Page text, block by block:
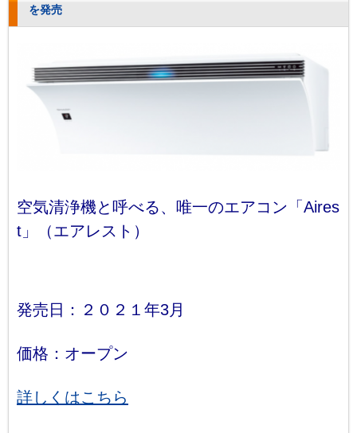
を発売
空気清浄機と呼べる、唯一のエアコン「Aires
t」（エアレスト）
発売日：２０２１年3月
価格：オープン
詳しくはこちら